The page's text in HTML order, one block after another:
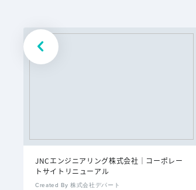
JNCエンジニアリング株式会社｜コーポレー
トサイトリニューアル
Created By 株式会社デパート